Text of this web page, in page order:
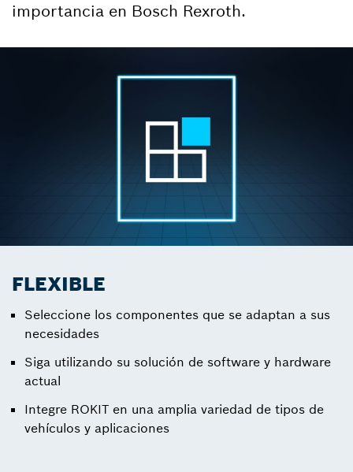
importancia en Bosch Rexroth.
FLEXIBLE
Seleccione los componentes que se adaptan a sus
necesidades
Siga utilizando su solución de software y hardware
actual
Integre ROKIT en una amplia variedad de tipos de
vehículos y aplicaciones